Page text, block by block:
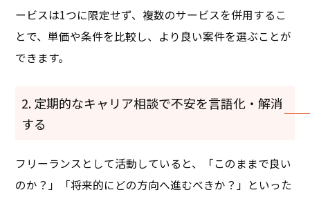
ービスは1つに限定せず、複数のサービスを併用するこ
とで、単価や条件を比較し、より良い案件を選ぶことが
できます。
2. 定期的なキャリア相談で不安を言語化・解消
する
フリーランスとして活動していると、「このままで良い
のか？」「将来的にどの方向へ進むべきか？」といった